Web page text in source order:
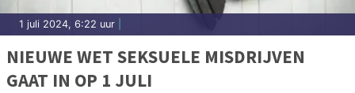
1 juli 2024, 6:22 uur
NIEUWE WET SEKSUELE MISDRIJVEN
GAAT IN OP 1 JULI